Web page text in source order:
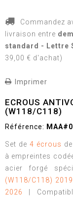
Commandez
livraison entre
standard - Lettre
39,00 € d'achat)
Imprimer
ECROUS
(W118/C118)
Référence:
Set de 4 écrous
à empreintes
acier forgé
(W118/C118)
2026
|